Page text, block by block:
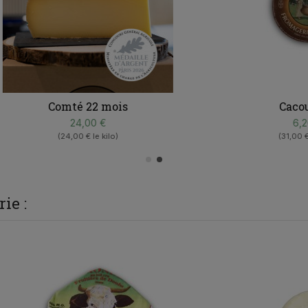
Comté 22 mois
(24,00 € le kilo)
Cacouyard
(31,00 € le kilo)
: